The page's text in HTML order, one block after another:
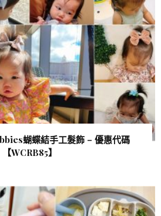
蝴蝶結手工髮飾 – 優惠代碼
【WCRB85 】